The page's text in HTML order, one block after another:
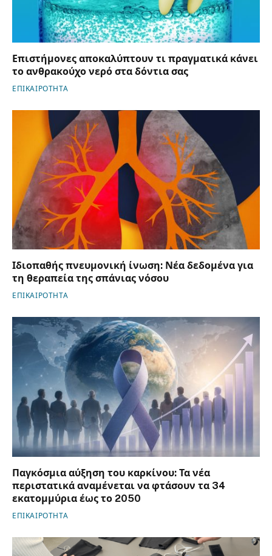
Επιστήμονες αποκαλύπτουν τι πραγματικά κάνει
το ανθρακούχο νερό στα δόντια σας
ΕΠΙΚΑΙΡΟΤΗΤΑ
Ιδιοπαθής πνευμονική ίνωση: Νέα δεδομένα για
τη θεραπεία της σπάνιας νόσου
ΕΠΙΚΑΙΡΟΤΗΤΑ
Παγκόσμια αύξηση του καρκίνου: Τα νέα
περιστατικά αναμένεται να φτάσουν τα 34
εκατομμύρια έως το 2050
ΕΠΙΚΑΙΡΟΤΗΤΑ